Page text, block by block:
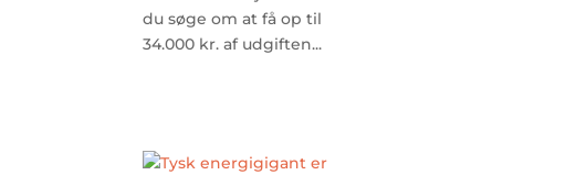
du søge om at få op til
34.000 kr. af udgiften...